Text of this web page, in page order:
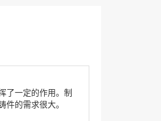
了一定的作用。制
的需求很大。